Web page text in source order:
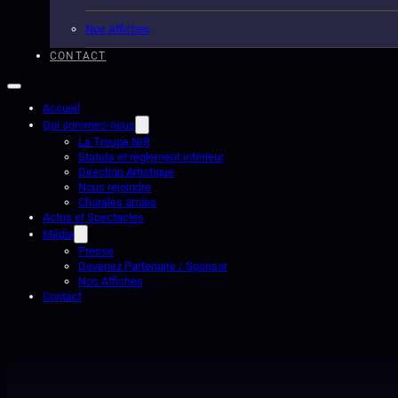
Nos Affiches
CONTACT
Accueil
Qui sommes-nous
La Troupe NIR
Statuts et règlement intérieur
Direction Artistique
Nous rejoindre
Chorales amies
Actus et Spectacles
Média
Presse
Devenez Partenaire / Sponsor
Nos Affiches
Contact